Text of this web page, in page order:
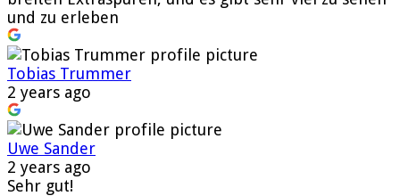
und zu erleben
Tobias Trummer
2 years ago
Uwe Sander
2 years ago
Sehr gut!